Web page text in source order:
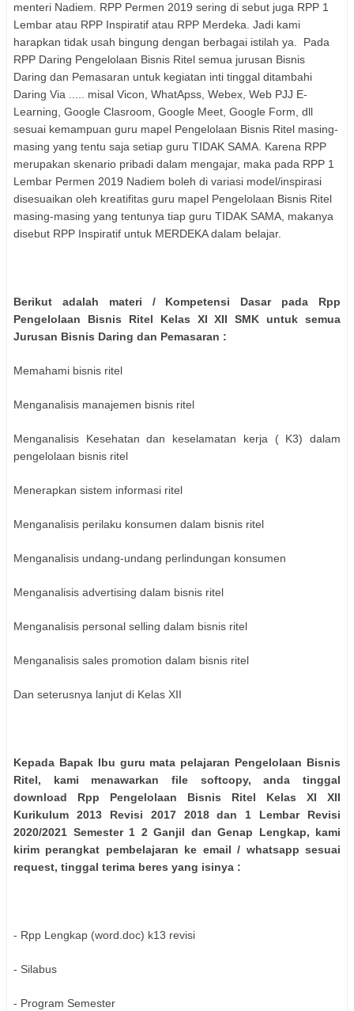
menteri Nadiem. RPP Permen 2019 sering di sebut juga RPP 1
Lembar atau RPP Inspiratif atau RPP Merdeka. Jadi kami
harapkan tidak usah bingung dengan berbagai istilah ya. Pada
RPP Daring Pengelolaan Bisnis Ritel semua jurusan Bisnis
Daring dan Pemasaran untuk kegiatan inti tinggal ditambahi
Daring Via ..... misal Vicon, WhatApss, Webex, Web PJJ E-
Learning, Google Clasroom, Google Meet, Google Form, dll
sesuai kemampuan guru mapel Pengelolaan Bisnis Ritel masing-
masing yang tentu saja setiap guru TIDAK SAMA. Karena RPP
merupakan skenario pribadi dalam mengajar, maka pada RPP 1
Lembar Permen 2019 Nadiem boleh di variasi model/inspirasi
disesuaikan oleh kreatifitas guru mapel Pengelolaan Bisnis Ritel
masing-masing yang tentunya tiap guru TIDAK SAMA, makanya
disebut RPP Inspiratif untuk MERDEKA dalam belajar.
Berikut adalah materi / Kompetensi Dasar pada Rpp
Pengelolaan Bisnis Ritel Kelas XI XII SMK untuk semua
Jurusan Bisnis Daring dan Pemasaran :
Memahami bisnis ritel
Menganalisis manajemen bisnis ritel
Menganalisis Kesehatan dan keselamatan kerja ( K3) dalam
pengelolaan bisnis ritel
Menerapkan sistem informasi ritel
Menganalisis perilaku konsumen dalam bisnis ritel
Menganalisis undang-undang perlindungan konsumen
Menganalisis advertising dalam bisnis ritel
Menganalisis personal selling dalam bisnis ritel
Menganalisis sales promotion dalam bisnis ritel
Dan seterusnya lanjut di Kelas XII
Kepada Bapak Ibu guru mata pelajaran Pengelolaan Bisnis
Ritel, kami menawarkan file softcopy, anda tinggal
download Rpp Pengelolaan Bisnis Ritel Kelas XI XII
Kurikulum 2013 Revisi 2017 2018 dan 1 Lembar Revisi
2020/2021 Semester 1 2 Ganjil dan Genap Lengkap, kami
kirim perangkat pembelajaran ke email / whatsapp sesuai
request, tinggal terima beres yang isinya :
- Rpp Lengkap (word.doc) k13 revisi
- Silabus
- Program Semester